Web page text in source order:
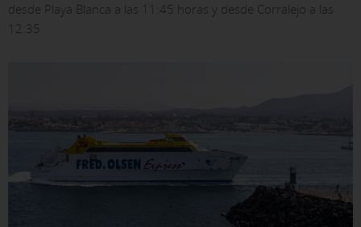
desde Playa Blanca a las 11:45 horas y desde Corralejo a las
12:35